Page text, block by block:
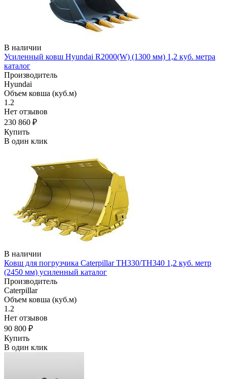
В наличии
Усиленный ковш Hyundai R2000(W) (1300 мм) 1,2 куб. метра
каталог
Производитель
Hyundai
Объем ковша (куб.м)
1.2
Нет отзывов
230 860 ₽
Купить
В один клик
В наличии
Ковш для погрузчика Caterpillar TH330/TH340 1,2 куб. метр
(2450 мм) усиленный каталог
Производитель
Caterpillar
Объем ковша (куб.м)
1.2
Нет отзывов
90 800 ₽
Купить
В один клик